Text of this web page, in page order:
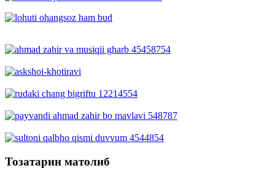
Тозатарин матолиб